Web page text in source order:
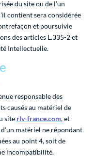
du site ou de l’un
contient sera considérée
et poursuivie
des articles L.335-2 et
Intellectuelle.
responsable des
causés au matériel de
site rlv-france.com, et
matériel ne répondant
au point 4, soit de
incompatibilité.